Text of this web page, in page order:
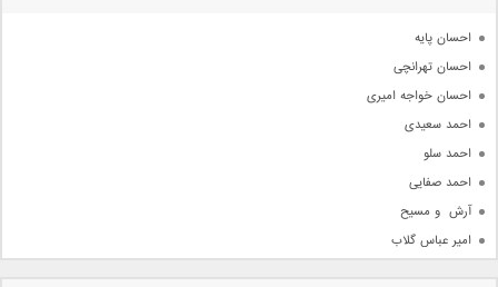
احسان پایه
احسان تهرانچی
احسان خواجه امیری
احمد سعیدی
احمد سلو
احمد صفایی
آرش  و مسیح
امیر عباس گلاب